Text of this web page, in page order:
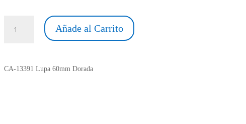
13391
Dorada
Añade al Carrito
CA-13391 Lupa 60mm Dorada